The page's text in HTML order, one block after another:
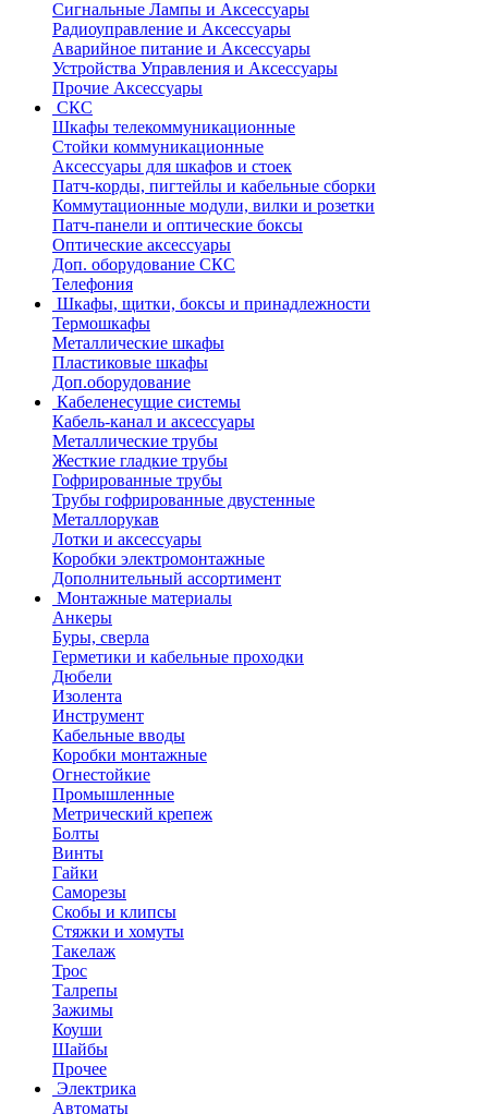
Сигнальные Лампы и Аксессуары
Радиоуправление и Аксессуары
Аварийное питание и Аксессуары
Устройства Управления и Аксессуары
Прочие Аксессуары
СКС
Шкафы телекоммуникационные
Стойки коммуникационные
Аксессуары для шкафов и стоек
Патч-корды, пигтейлы и кабельные сборки
Коммутационные модули, вилки и розетки
Патч-панели и оптические боксы
Оптические аксессуары
Доп. оборудование СКС
Телефония
Шкафы, щитки, боксы и принадлежности
Термошкафы
Металлические шкафы
Пластиковые шкафы
Доп.оборудование
Кабеленесущие системы
Кабель-канал и аксессуары
Металлические трубы
Жесткие гладкие трубы
Гофрированные трубы
Трубы гофрированные двустенные
Металлорукав
Лотки и аксессуары
Коробки электромонтажные
Дополнительный ассортимент
Монтажные материалы
Анкеры
Буры, сверла
Герметики и кабельные проходки
Дюбели
Изолента
Инструмент
Кабельные вводы
Коробки монтажные
Огнестойкие
Промышленные
Метрический крепеж
Болты
Винты
Гайки
Саморезы
Скобы и клипсы
Стяжки и хомуты
Такелаж
Трос
Талрепы
Зажимы
Коуши
Шайбы
Прочее
Электрика
Автоматы